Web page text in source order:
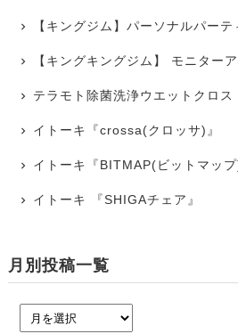
【キングジム】パーソナルパーテ
【キングキングジム】 モニター
テラモト除菌洗浄ウエットクロス
イトーキ『crossa(クロッサ)』
イトーキ『BITMAP(ビットマップ
イトーキ 『SHIGAチェア』
月別投稿一覧